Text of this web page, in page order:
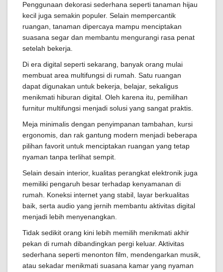
Penggunaan dekorasi sederhana seperti tanaman hijau
kecil juga semakin populer. Selain mempercantik
ruangan, tanaman dipercaya mampu menciptakan
suasana segar dan membantu mengurangi rasa penat
setelah bekerja.
Di era digital seperti sekarang, banyak orang mulai
membuat area multifungsi di rumah. Satu ruangan
dapat digunakan untuk bekerja, belajar, sekaligus
menikmati hiburan digital. Oleh karena itu, pemilihan
furnitur multifungsi menjadi solusi yang sangat praktis.
Meja minimalis dengan penyimpanan tambahan, kursi
ergonomis, dan rak gantung modern menjadi beberapa
pilihan favorit untuk menciptakan ruangan yang tetap
nyaman tanpa terlihat sempit.
Selain desain interior, kualitas perangkat elektronik juga
memiliki pengaruh besar terhadap kenyamanan di
rumah. Koneksi internet yang stabil, layar berkualitas
baik, serta audio yang jernih membantu aktivitas digital
menjadi lebih menyenangkan.
Tidak sedikit orang kini lebih memilih menikmati akhir
pekan di rumah dibandingkan pergi keluar. Aktivitas
sederhana seperti menonton film, mendengarkan musik,
atau sekadar menikmati suasana kamar yang nyaman